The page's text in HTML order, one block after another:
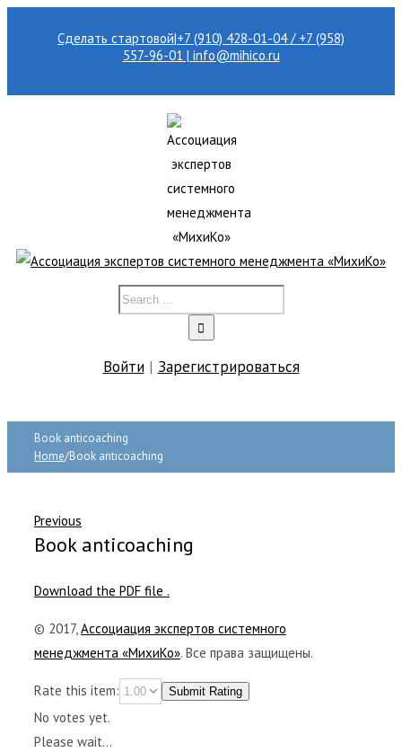
Сделать стартовой|+7 (910) 428-01-04 / +7 (958)
557-96-01 | info@mihico.ru
Войти| Зарегистрироваться
Book anticoaching
Home/Book anticoaching
Previous
Book anticoaching
Download the PDF file .
© 2017,Ассоциация экспертов системного
менеджмента «МихиКо». Все права защищены.
Rate this item: Submit Rating
No votes yet.
Please wait...